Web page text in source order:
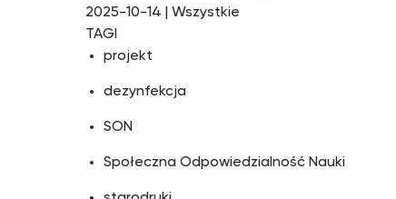
2025-10-14 | Wszystkie
TAGI
projekt
dezynfekcja
SON
Społeczna Odpowiedzialność Nauki